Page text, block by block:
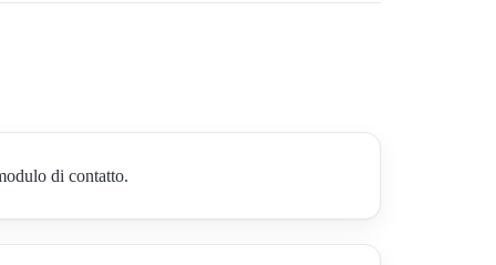
di contatto.